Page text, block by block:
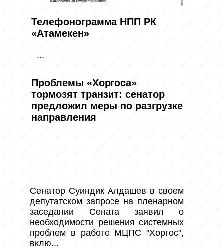
Телефонограмма НПП РК
«Атамекен»
...
Проблемы «Хоргоса»
тормозят транзит: сенатор
предложил меры по разгрузке
направления
Сенатор Суиндик Алдашев в своем
депутатском запросе на пленарном
заседании Сената заявил о
необходимости решения системных
проблем в работе МЦПС "Хоргос",
вклю...